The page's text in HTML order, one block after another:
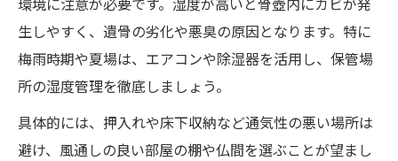
遺骨管理の負担軽減に役立つ家族の連携法
無縁墓化を防ぐための家族内の合意形成
お墓放置や墓じまい悩み解決の相談ポイン
ト
生しやすく、遺骨の劣化や悪臭の原因となります。特に
梅雨時期や夏場は、エアコンや除湿器を活用し、保管場
所の湿度管理を徹底しましょう。
具体的には、押入れや床下収納など通気性の悪い場所は
避け、風通しの良い部屋の棚や仏間を選ぶことが望まし